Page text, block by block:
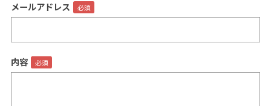
メールアドレス
内容